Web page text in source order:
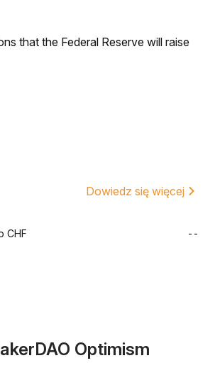
that the Federal Reserve will raise
Dowiedz się więcej
CHF --
Optimism